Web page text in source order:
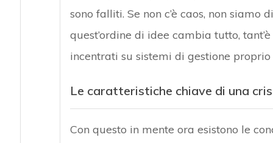
sono falliti. Se non c’è caos, non
quest’ordine di idee cambia tutto,
incentrati su sistemi di gestione
Le caratteristiche chiave di una
Con questo in mente ora esistono le